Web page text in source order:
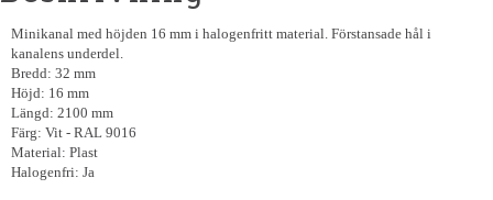
Minikanal med höjden 16 mm i halogenfritt material. Förstansade hål i
kanalens underdel.
Bredd: 32 mm
Höjd: 16 mm
Längd: 2100 mm
Färg: Vit - RAL 9016
Material: Plast
Halogenfri: Ja